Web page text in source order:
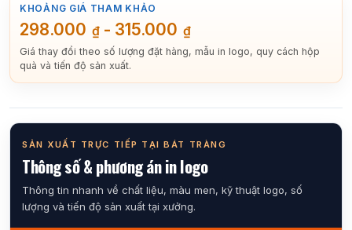
KHOẢNG GIÁ THAM KHẢO
298.000 ₫ - 315.000 ₫
Giá thay đổi theo số lượng đặt hàng, mẫu in logo, quy cách hộp
quà và tiến độ sản xuất.
SẢN XUẤT TRỰC TIẾP TẠI BÁT TRÀNG
Thông số & phương án in logo
Thông tin nhanh về chất liệu, màu men, kỹ thuật logo, số
lượng và tiến độ sản xuất tại xưởng.